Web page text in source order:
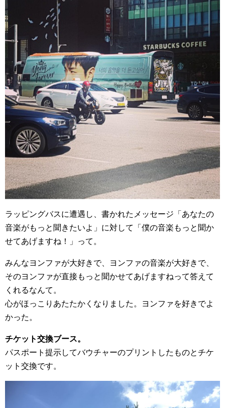
ラッピングバスに遭遇し、書かれたメッセージ「あなたの
音楽がもっと聞きたいよ」に対して「僕の音楽もっと聞か
せてあげますね！」って。
みんなヨンファが大好きで、ヨンファの音楽が大好きで、
そのヨンファが直接もっと聞かせてあげますねって答えて
くれるなんて。
心がほっこりあたたかくなりました。ヨンファを好きでよ
かった。
チケット交換ブース。
パスポート提示してバウチャーのプリントしたものとチケ
ット交換です。